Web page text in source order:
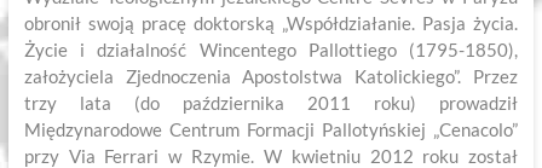
obronił swoją pracę doktorską „Współdziałanie. Pasja życia.
Życie i działalność Wincentego Pallottiego (1795-1850),
założyciela Zjednoczenia Apostolstwa Katolickiego”. Przez
trzy lata (do października 2011 roku) prowadził
Międzynarodowe Centrum Formacji Pallotyńskiej „Cenacolo”
przy Via Ferrari w Rzymie. W kwietniu 2012 roku został